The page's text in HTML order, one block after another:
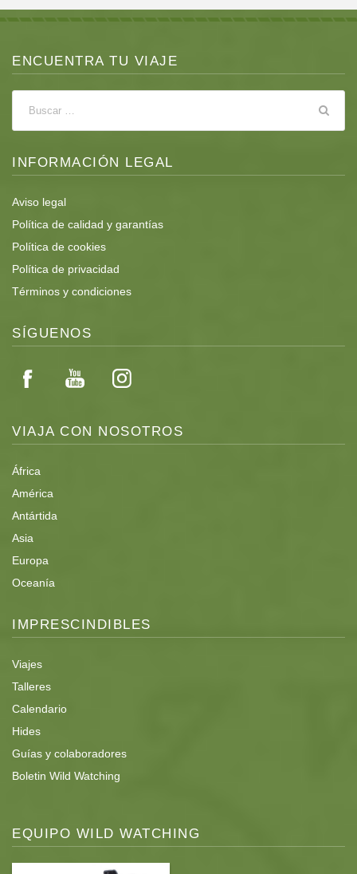
ENCUENTRA TU VIAJE
INFORMACIÓN LEGAL
Aviso legal
Política de calidad y garantías
Política de cookies
Política de privacidad
Términos y condiciones
SÍGUENOS
VIAJA CON NOSOTROS
África
América
Antártida
Asia
Europa
Oceanía
IMPRESCINDIBLES
Viajes
Talleres
Calendario
Hides
Guías y colaboradores
Boletin Wild Watching
EQUIPO WILD WATCHING